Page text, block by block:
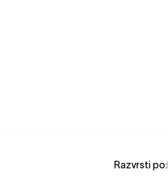
Razvrsti po: